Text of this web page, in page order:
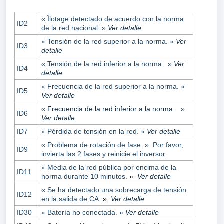
ID2
« Îlotage detectado de acuerdo con la norma
de la red nacional. » Ver detalle
ID3
« Tensión de la red superior a la norma. » Ver
detalle
ID4
« Tensión de la red inferior a la norma. » Ver
detalle
ID5
« Frecuencia de la red superior a la norma. »
Ver detalle
ID6
« Frecuencia de la red inferior a la norma.
»
Ver detalle
ID7
« Pérdida de tensión en la red. » Ver detalle
ID9
« Problema de rotación de fase. » Por favor,
invierta las 2 fases y reinicie el inversor.
ID11
« Media de la red pública por encima de la
norma durante 10 minutos. » Ver detalle
ID12
« Se ha detectado una sobrecarga de tensión
en la salida de CA. » Ver detalle
ID30
« Batería no conectada. » Ver detalle